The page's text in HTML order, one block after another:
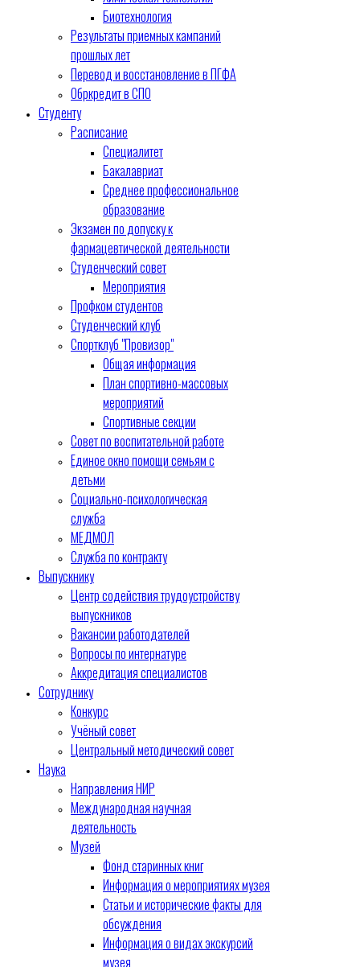
Биотехнология
Результаты приемных кампаний
прошлых лет
Перевод и восстановление в ПГФА
Обркредит в СПО
Студенту
Расписание
Специалитет
Бакалавриат
Среднее профессиональное
образование
Экзамен по допуску к
фармацевтической деятельности
Студенческий совет
Мероприятия
Профком студентов
Студенческий клуб
Спортклуб "Провизор"
Общая информация
План спортивно-массовых
мероприятий
Спортивные секции
Совет по воспитательной работе
Единое окно помощи семьям с
детьми
Социально-психологическая
служба
МЕДМОЛ
Служба по контракту
Выпускнику
Центр содействия трудоустройству
выпускников
Вакансии работодателей
Вопросы по интернатуре
Аккредитация специалистов
Сотруднику
Конкурс
Учёный совет
Центральный методический совет
Наука
Направления НИР
Международная научная
деятельность
Музей
Фонд старинных книг
Информация о мероприятиях музея
Статьи и исторические факты для
обсуждения
Информация о видах экскурсий
музея